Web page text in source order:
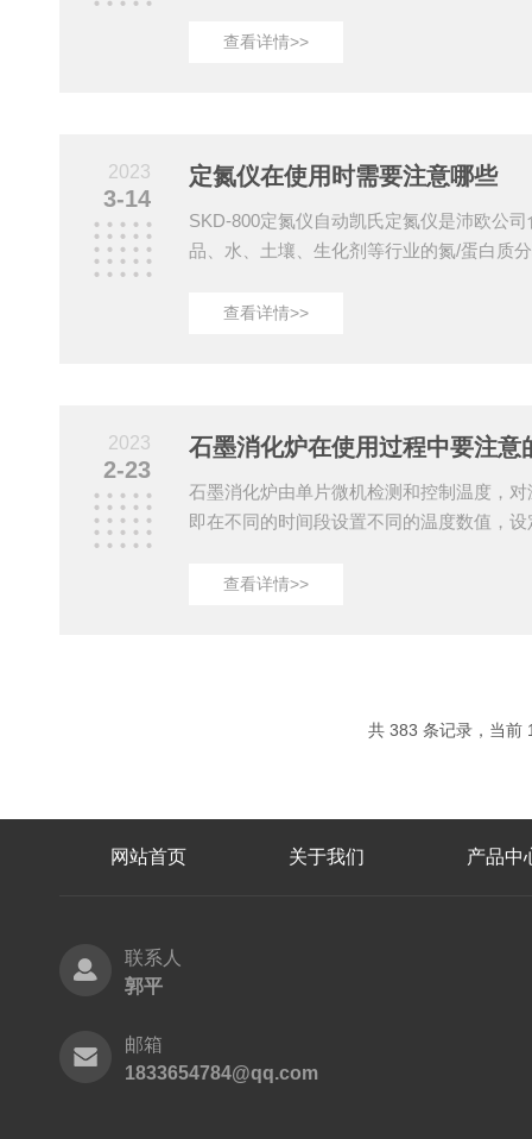
器还可以用于质量控制和质量保证等方面
术和数据处理方法，能...
查看详情>>
2023
3-14
定氮仪在使用时需要注意哪些
SKD-800定氮仪自动凯氏定氮仪是沛欧公
品、水、土壤、生化剂等行业的氮/蛋白质
缝隙，导致抽液不良或无法抽液，导致仪
止，在将...
查看详情>>
2023
2-23
石墨消化炉在使用过程中要注意
石墨消化炉由单片微机检测和控制温度，
即在不同的时间段设置不同的温度数值，
的热效应，在消化前置入催化剂进一步加
查看详情>>
共 383 条记录，当
网站首页 关于我们 产品中
联系人
郭平
邮箱
1833654784@qq.com